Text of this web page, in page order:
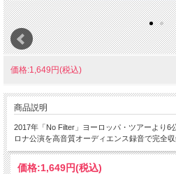
価格:1,649円(税込)
商品説明
2017年「No Filter」ヨーロッパ・ツアーより6
ロナ公演を高音質オーディエンス録音で完全収
価格:1,649円(税込)